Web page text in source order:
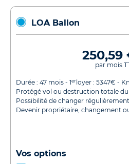
LOA Ballon
250,59
par mois
Durée : 47 mois - 1er loyer : 5347€ -
Protégé vol ou destruction totale
Possibilité de changer
Devenir propriétaire, changement
Vos options